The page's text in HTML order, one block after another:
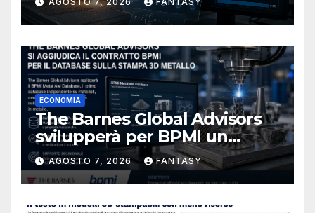
ECONOMIA
The Barnes Global Advisors
svilupperà per BPMI un
database per la stampa 3D
metallica destinata alla filiera
navale statunitense
AGOSTO 7, 2026 FANTASY